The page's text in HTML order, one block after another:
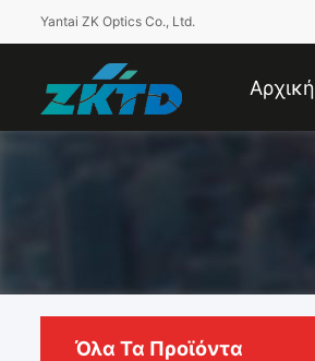
Yantai ZK Optics Co., Ltd.
Αρχική
Όλα Τα Προϊόντα